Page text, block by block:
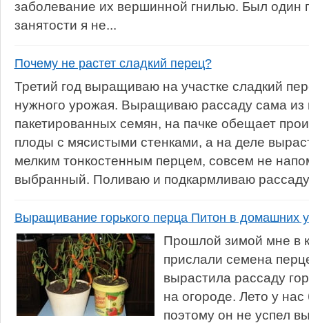
заболевание их вершинной гнилью. Был один
занятости я не...
Почему не растет сладкий перец?
Третий год выращиваю на участке сладкий
нужного урожая. Выращиваю рассаду сама из
пакетированных семян, на пачке обещает
плоды с мясистыми стенками, а на деле
мелким тонкостенным перцем, совсем не
выбранный. Поливаю и подкармливаю
Выращивание горького перца Питон в домашних
Прошлой зимой мне в
прислали семена
вырастила рассаду
на огороде. Лето у
поэтому он не успел